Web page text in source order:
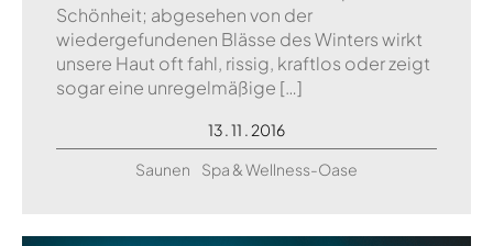
Schönheit; abgesehen von der
wiedergefundenen Blässe des Winters wirkt
unsere Haut oft fahl, rissig, kraftlos oder zeigt
sogar eine unregelmäßige […]
13 . 11 . 2016
Saunen
Spa & Wellness-Oase